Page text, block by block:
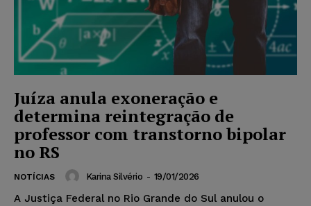
Juíza anula exoneração e
determina reintegração de
professor com transtorno bipolar
no RS
NOTÍCIAS Karina Silvério - 19/01/2026
A Justiça Federal no Rio Grande do Sul anulou o